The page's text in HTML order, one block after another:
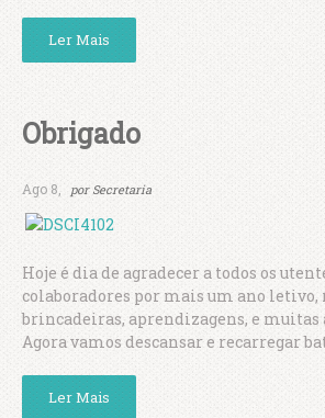
Ler Mais
Obrigado
Ago 8, por Secretaria
Hoje é dia de agradecer a todos os
colaboradores por mais um ano letivo,
brincadeiras, aprendizagens, e muitas
Agora vamos descansar e recarregar
Ler Mais